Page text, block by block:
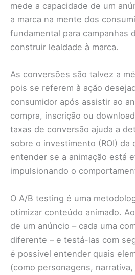
mede a capacidade de um
a marca na mente dos
fundamental para campanhas
construir lealdade à marca.
As conversões são talvez a
pois se referem à ação
consumidor após assistir ao
compra, inscrição ou
taxas de conversão ajuda a
sobre o investimento (ROI) da
entender se a animação está
impulsionando o
O A/B testing é uma
otimizar conteúdo animado.
de um anúncio – cada uma
diferente – e testá-las com
é possível entender quais
(como personagens,